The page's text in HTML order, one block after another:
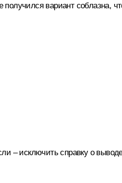
вариант соблазна,
– исключить справку о